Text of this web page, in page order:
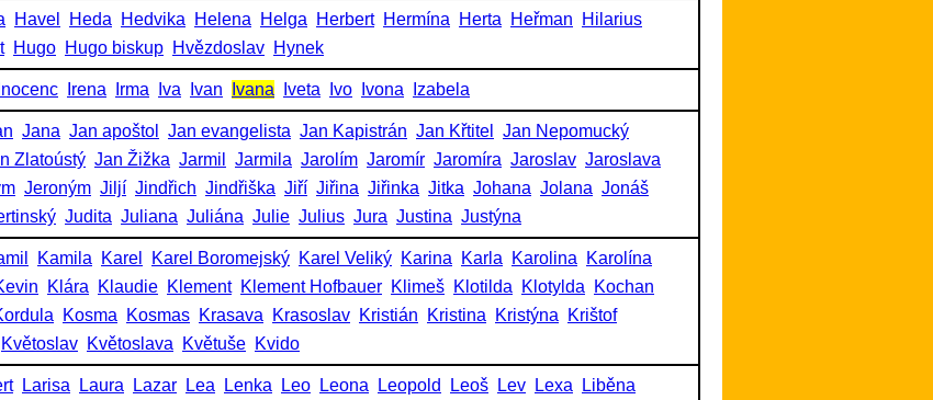
Havel Heda Hedvika Helena Helga Herbert Hermína Herta Heřman
Hilarius
Hugo Hugo biskup Hvězdoslav Hynek
Inocenc Irena Irma Iva Ivan Ivana Iveta Ivo Ivona Izabela
Jana Jan apoštol Jan evangelista Jan Kapistrán Jan Křtitel
Jan Nepomucký
Zlatoústý Jan Žižka Jarmil Jarmila Jarolím Jaromír Jaromíra Jaroslav Jaroslava
Jeroným Jiljí Jindřich Jindřiška Jiří Jiřina Jiřinka Jitka Johana Jolana Jonáš
Judita Juliana Juliána Julie Julius Jura Justina Justýna
Kamila Karel Karel Boromejský Karel Veliký Karina Karla Karolina
Karolína
Klára Klaudie Klement Klement Hofbauer Klimeš Klotilda Klotylda
Kochan
Kosma Kosmas Krasava Krasoslav Kristián Kristina Kristýna
Krištof
Květoslav Květoslava Květuše Kvido
Larisa Laura Lazar Lea Lenka Leo Leona Leopold Leoš Lev Lexa
Liběna